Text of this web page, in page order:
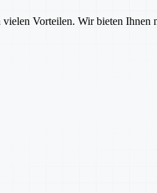
Vorteilen. Wir bieten